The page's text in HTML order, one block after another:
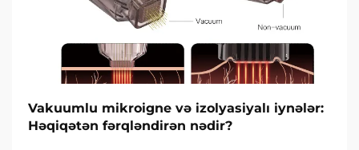
Vakuumlu mikroigne və izolyasiyalı iynələr:
Həqiqətən fərqləndirən nədir?